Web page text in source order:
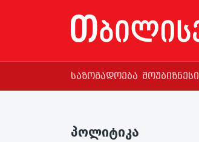
საზოგადოება შოუბიზნესი
პოლიტიკა